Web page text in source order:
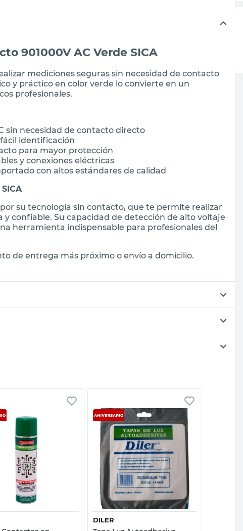
901000V AC Verde SICA
mediciones seguras sin necesidad de contacto
y práctico en color verde lo convierte en un
profesionales.
sin necesidad de contacto directo
identificación
para mayor protección
y conexiones eléctricas
con altos estándares de calidad
su tecnología sin contacto, que te permite realizar
confiable. Su capacidad de detección de alto voltaje
herramienta indispensable para profesionales del
de entrega más próximo o envío a domicilio.
Vista rápida Vista rápida
DILER